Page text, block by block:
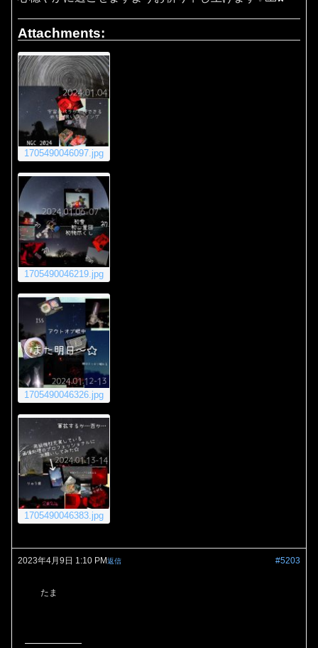
Attachments:
1705490046097.jpg
1705490046219.jpg
1705490046326.jpg
1705490046383.jpg
2023年4月9日 1:10 PM #5203
返信
たま